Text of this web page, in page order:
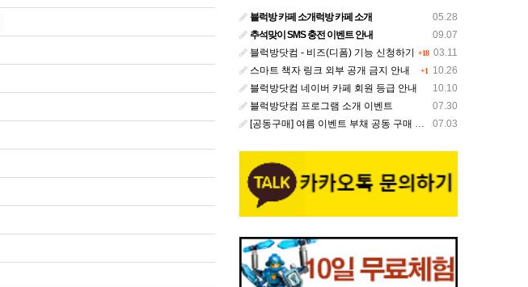
05.28
블럭방 카페 소개럭방 카페 소개
09.07
추석맞이 SMS 충전 이벤트 안내
+18 03.11
블럭방닷컴 - 비즈(디폼) 기능 신청하기
+1 10.26
스마트 책자 링크 외부 공개 금지 안내
10.10
블럭방닷컴 네이버 카페 회원 등급 안내
07.30
블럭방닷컴 프로그램 소개 이벤트
07.03
[공동구매] 여름 이벤트 부채 공동 구매 안내